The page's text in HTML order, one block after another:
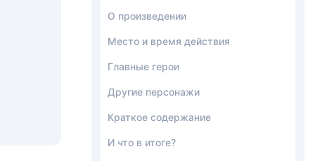
О произведении
Место и время действия
Главные герои
Другие персонажи
Краткое содержание
И что в итоге?